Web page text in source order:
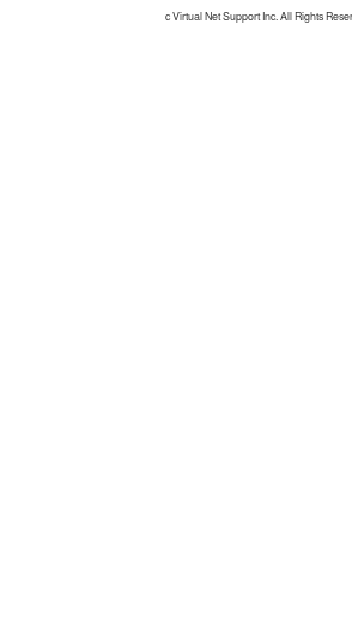
c Virtual Net Support Inc. All Rights